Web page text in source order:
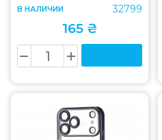
В НАЛИЧИИ 32799
165 ₴